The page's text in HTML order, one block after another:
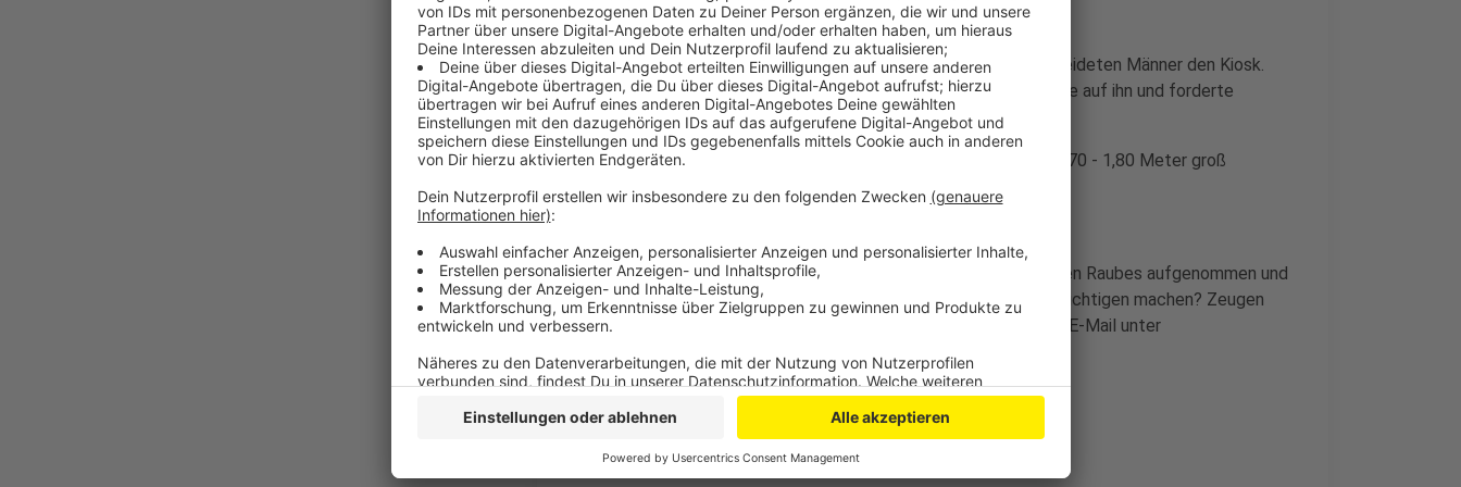
Gegen halb neun betraten die beiden maskierten und dunkel gekleideten Männer den Kiosk.
Nach Aussage des Besitzers zielte einer der Räuber mit der Waffe auf ihn und forderte
Bargeld.
Die Unbekannten sollen zwischen 25 und 30 Jahre alt und circa 1,70 - 1,80 Meter groß
gewesen sein. Der Haupttäter hat blaue Augen.
Das Kriminalkommissariat 14 hat die Ermittlungen wegen schweren Raubes aufgenommen und
fragt: Wer hat den Raub beobachtet und kann Angaben zu den Flüchtigen machen? Zeugen
werden gebeten, sich unter der Rufnummer 0221 229-0 oder per E-Mail unter
poststelle.koeln@polizei.nrw.de zu melden.